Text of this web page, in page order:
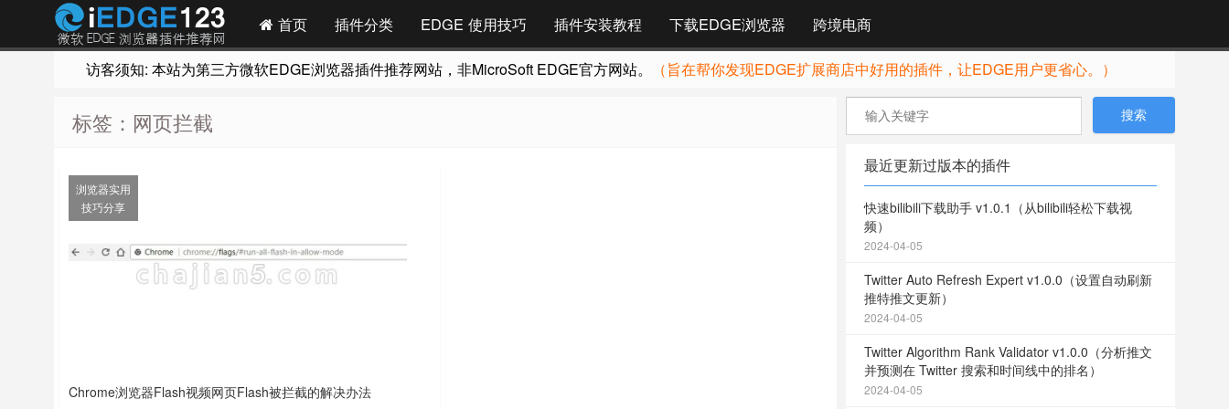
首页 插件分类 EDGE 使用技巧 插件安装教程 下载EDGE浏览器 跨境电商
访客须知: 本站为第三方微软EDGE浏览器插件推荐网站，非MicroSoft EDGE官方网站。 （旨在帮你发现EDGE扩展商店中好用的插件，让EDGE用户更省心。）
标签：网页拦截
浏览器实用
技巧分享
Chrome浏览器Flash视频网页Flash被拦截的解决办法
最近更新过版本的插件
快速bilibili下载助手 v1.0.1（从bilibili轻松下载视
频）
2024-04-05
Twitter Auto Refresh Expert v1.0.0（设置自动刷新
推特推文更新）
2024-04-05
Twitter Algorithm Rank Validator v1.0.0（分析推文
并预测在 Twitter 搜索和时间线中的排名）
2024-04-05